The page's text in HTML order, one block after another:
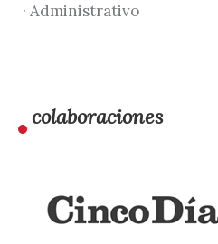
· Administrativo
colaboraciones